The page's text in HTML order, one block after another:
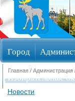
Город
Избирательные
Главная / Администрация
Новости